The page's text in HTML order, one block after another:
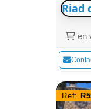
Riad
en
Ref: